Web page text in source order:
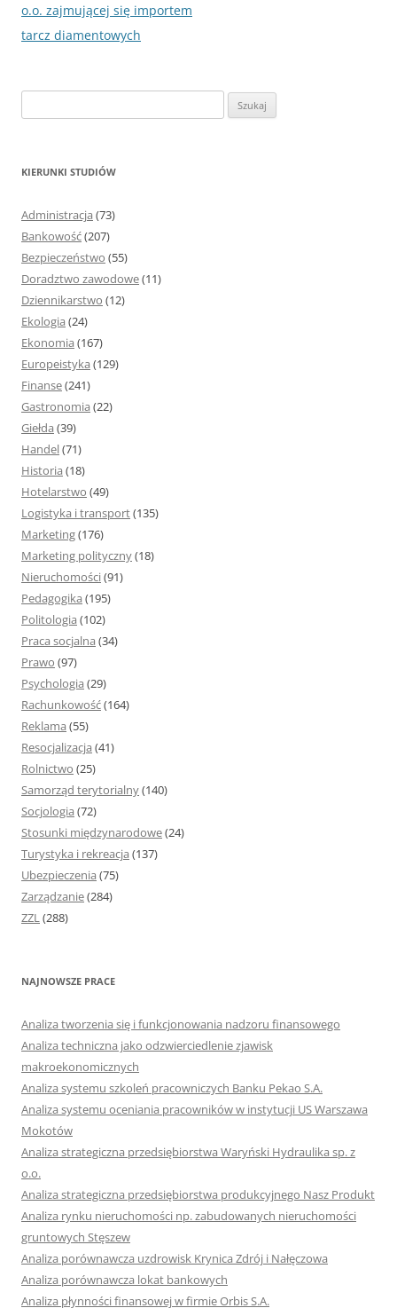
wpisu
o.o. zajmującej się importem
tarcz diamentowych
z
KIERUNKI STUDIÓW
Administracja (73)
Bankowość(207)
Bezpieczeństwo (55)
Doradztwo zawodowe(11)
Dziennikarstwo (12)
Ekologia (24)
Ekonomia (167)
Europeistyka (129)
Finanse(241)
Gastronomia (22)
Giełda (39)
Handel(71)
Historia (18)
Hotelarstwo (49)
Logistyka i transport(135)
Marketing(176)
Marketing polityczny(18)
Nieruchomości(91)
Pedagogika (195)
Politologia (102)
Praca socjalna (34)
Prawo (97)
Psychologia (29)
Rachunkowość(164)
Reklama (55)
Resocjalizacja (41)
Rolnictwo (25)
Samorząd terytorialny(140)
Socjologia (72)
Stosunki międzynarodowe(24)
Turystyka i rekreacja (137)
Ubezpieczenia (75)
Zarządzanie(284)
ZZL(288)
NAJNOWSZE PRACE
Analiza tworzenia się i funkcjonowania nadzoru finansowego
Analiza techniczna jako odzwierciedlenie zjawisk
makroekonomicznych
Analiza systemu szkoleń pracowniczych Banku Pekao S.A.
Analiza systemu oceniania pracowników w instytucji US Warszawa
Mokotów
Analiza strategiczna przedsiębiorstwa Waryński Hydraulika sp. z
o.o.
Analiza strategiczna przedsiębiorstwa produkcyjnego Nasz Produkt
Analiza rynku nieruchomości np. zabudowanych nieruchomości
gruntowych Stęszew
Analiza porównawcza uzdrowisk Krynica Zdrój i Nałęczowa
Analiza porównawcza lokat bankowych
Analiza płynności finansowej w firmie Orbis S.A.